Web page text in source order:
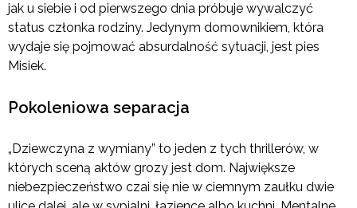
jak u siebie i od pierwszego dnia próbuje wywalczyć
status członka rodziny. Jedynym domownikiem, która
wydaje się pojmować absurdalność sytuacji, jest pies
Misiek.
Pokoleniowa separacja
„Dziewczyna z wymiany” to jeden z tych thrillerów, w
których sceną aktów grozy jest dom. Największe
niebezpieczeństwo czai się nie w ciemnym zaułku dwie